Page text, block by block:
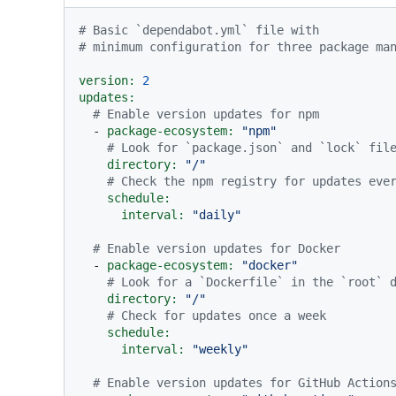
# Basic `dependabot.yml` file with
# minimum configuration for three package
version:
2
updates:
# Enable version updates for npm
-
package-ecosystem:
"npm"
# Look for `package.json` and `lock`
directory:
"/"
# Check the npm registry for updates
schedule:
interval:
"daily"
# Enable version updates for Docker
-
package-ecosystem:
"docker"
# Look for a `Dockerfile` in the `root`
directory:
"/"
# Check for updates once a week
schedule:
interval:
"weekly"
# Enable version updates for GitHub Actions